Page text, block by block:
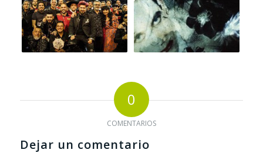
0
COMENTARIOS
Dejar un comentario